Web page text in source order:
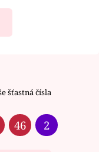
šťastná čísla
46 2